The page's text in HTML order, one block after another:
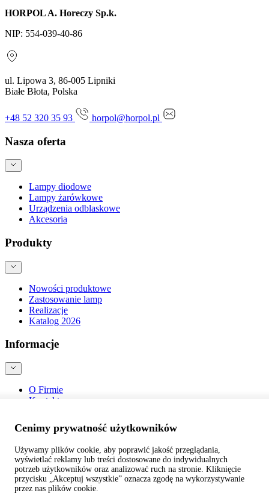
HORPOL A. Horeczy Sp.k.
NIP: 554-039-40-86
ul. Lipowa 3, 86-005 Lipniki
Białe Błota, Polska
+48 52 320 35 93 horpol@horpol.pl
Nasza oferta
Lampy diodowe
Lampy żarówkowe
Urządzenia odblaskowe
Akcesoria
Produkty
Nowości produktowe
Zastosowanie lamp
Realizacje
Katalog 2026
Informacje
O Firmie
Kontakt
Bezpieczeństwo produktów
webtom.pl
Cenimy prywatność użytkowników
Używamy plików cookie, aby poprawić jakość przeglądania,
wyświetlać reklamy lub treści dostosowane do indywidualnych
potrzeb użytkowników oraz analizować ruch na stronie. Kliknięcie
przycisku „Akceptuj wszystkie” oznacza zgodę na wykorzystywanie
przez nas plików cookie.